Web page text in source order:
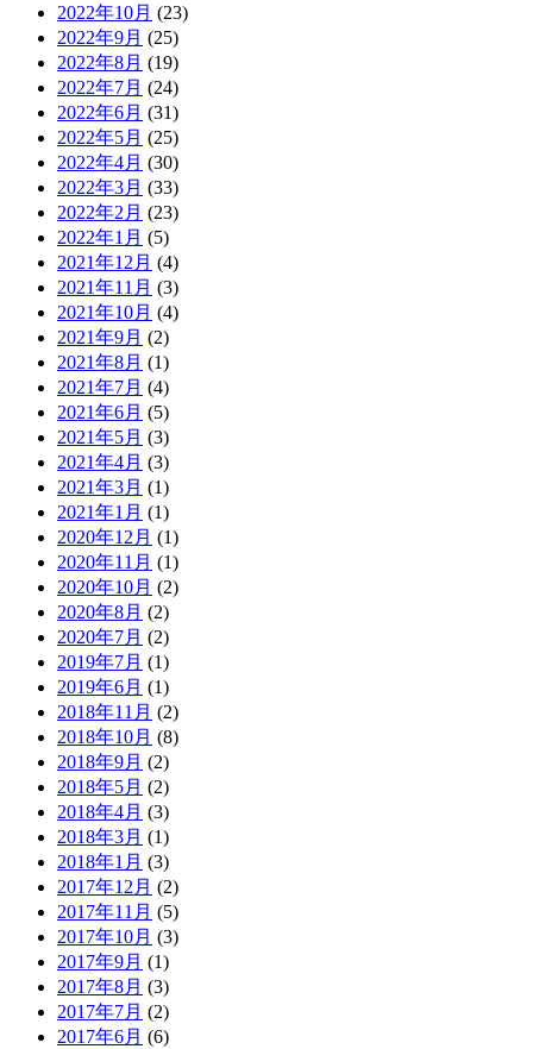
2022年10月 (23)
2022年9月 (25)
2022年8月 (19)
2022年7月 (24)
2022年6月 (31)
2022年5月 (25)
2022年4月 (30)
2022年3月 (33)
2022年2月 (23)
2022年1月 (5)
2021年12月 (4)
2021年11月 (3)
2021年10月 (4)
2021年9月 (2)
2021年8月 (1)
2021年7月 (4)
2021年6月 (5)
2021年5月 (3)
2021年4月 (3)
2021年3月 (1)
2021年1月 (1)
2020年12月 (1)
2020年11月 (1)
2020年10月 (2)
2020年8月 (2)
2020年7月 (2)
2019年7月 (1)
2019年6月 (1)
2018年11月 (2)
2018年10月 (8)
2018年9月 (2)
2018年5月 (2)
2018年4月 (3)
2018年3月 (1)
2018年1月 (3)
2017年12月 (2)
2017年11月 (5)
2017年10月 (3)
2017年9月 (1)
2017年8月 (3)
2017年7月 (2)
2017年6月 (6)